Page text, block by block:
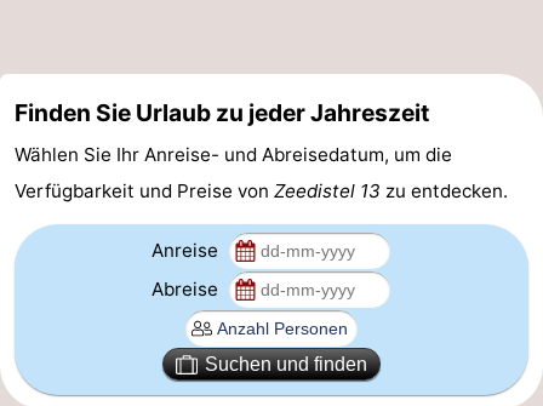
Den
Haag
-
Rotterdam
-
Rockanje
Wetter
Kontakt
Finden Sie Urlaub zu jeder Jahreszeit
Wählen Sie Ihr Anreise- und Abreisedatum, um die
Verfügbarkeit und Preise von Zeedistel 13 zu entdecken.
Anreise
Abreise
Suchen und finden